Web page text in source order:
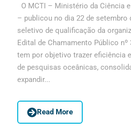
O MCTI – Ministério da Ciência
– publicou no dia 22 de setembro
seletivo de qualificação da
Edital de Chamamento Público
tem por objetivo trazer eficiência
de pesquisas oceânicas,
expandir...
Read More